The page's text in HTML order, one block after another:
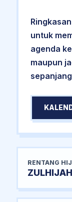
untuk
agenda
maupun
RENTANG